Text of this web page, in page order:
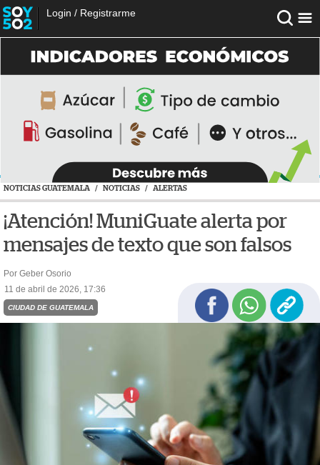
Login / Registrarme
NOTICIAS GUATEMALA / NOTICIAS / ALERTAS
¡Atención! MuniGuate alerta por
mensajes de texto que son falsos
Por Geber Osorio
11 de abril de 2026, 17:36
CIUDAD DE GUATEMALA